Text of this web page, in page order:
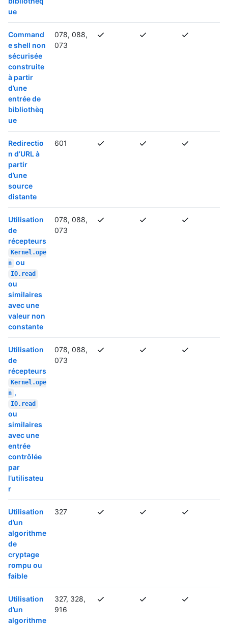
ue
Command
e shell non
sécurisée
construite
à partir
d’une
entrée de
bibliothèq
ue
078, 088,
073
Redirectio
n d’URL à
partir
d’une
source
distante
601
Utilisation
de
récepteurs
Kernel.ope
n ou
IO.read
ou
similaires
avec une
valeur non
constante
078, 088,
073
Utilisation
de
récepteurs
Kernel.ope
n ,
IO.read
ou
similaires
avec une
entrée
contrôlée
par
l’utilisateu
r
078, 088,
073
Utilisation
d’un
algorithme
de
cryptage
rompu ou
faible
327
Utilisation
d’un
algorithme
327, 328,
916